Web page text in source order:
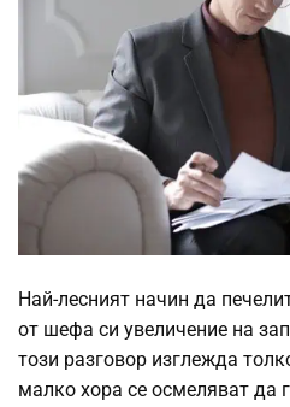
Най-лесният начин да
от шефа си увеличение на
този разговор изглежда
малко хора се осмеляват да